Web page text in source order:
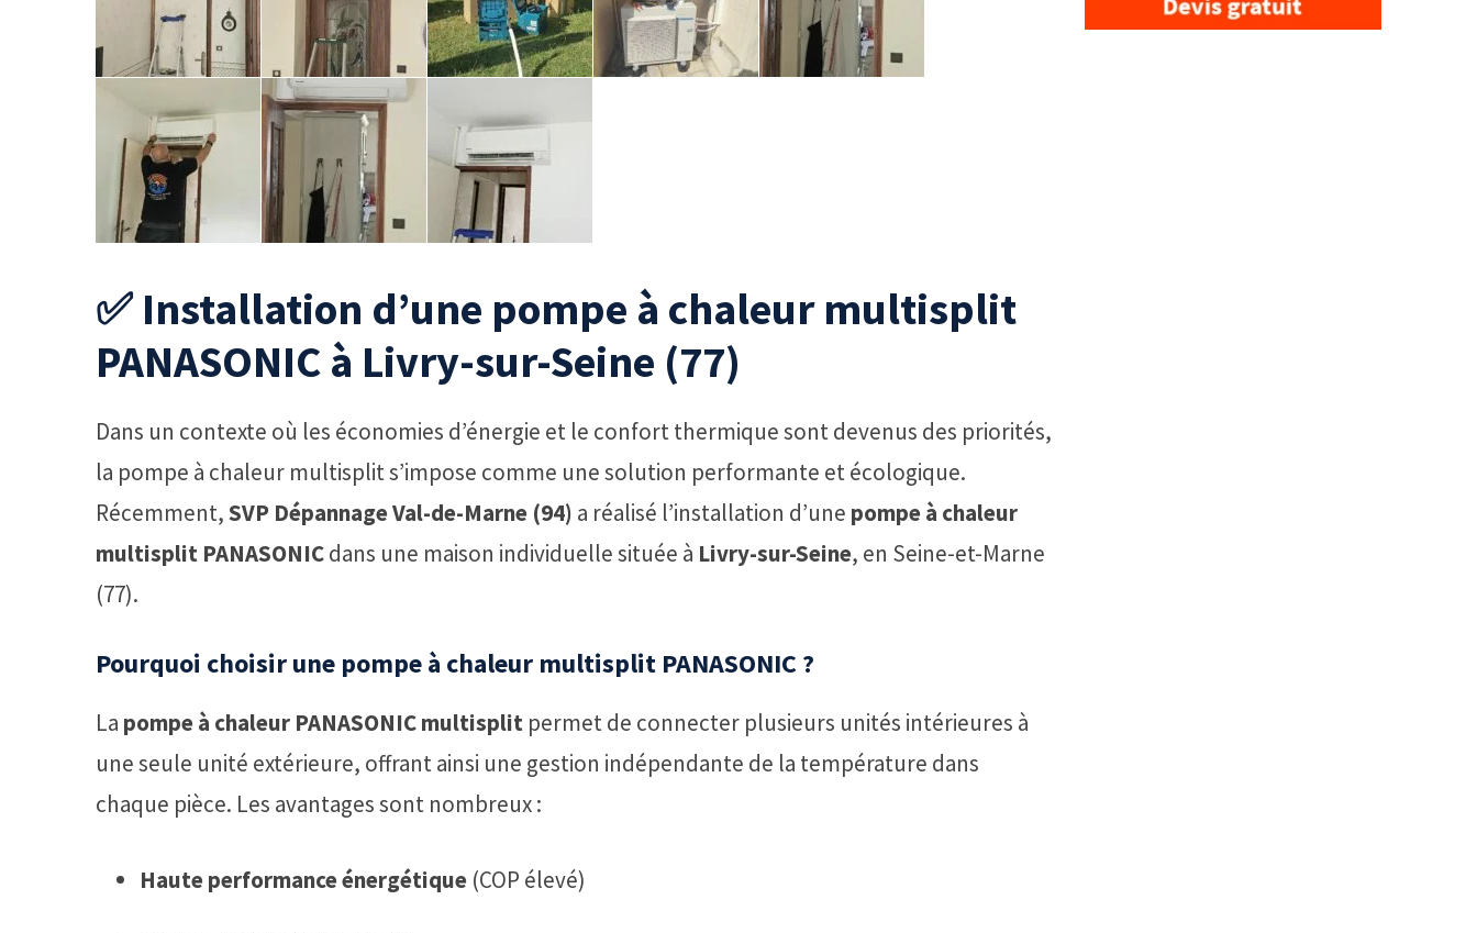
✅ Installation d’une pompe à chaleur multisplit
PANASONIC à Livry-sur-Seine (77)
Dans un contexte où les économies d’énergie et le confort thermique sont devenus des priorités,
la pompe à chaleur multisplit s’impose comme une solution performante et écologique.
Récemment,SVP Dépannage Val-de-Marne (94) a réalisé l’installation d’une pompe à chaleur
multisplit PANASONICdans une maison individuelle située à Livry-sur-Seine, en Seine-et-Marne
(77).
Pourquoi choisir une pompe à chaleur multisplit PANASONIC ?
La pompe à chaleur PANASONIC multisplit permet de connecter plusieurs unités intérieures à
une seule unité extérieure, offrant ainsi une gestion indépendante de la température dans
chaque pièce. Les avantages sont nombreux :
Haute performance énergétique (COP élevé)